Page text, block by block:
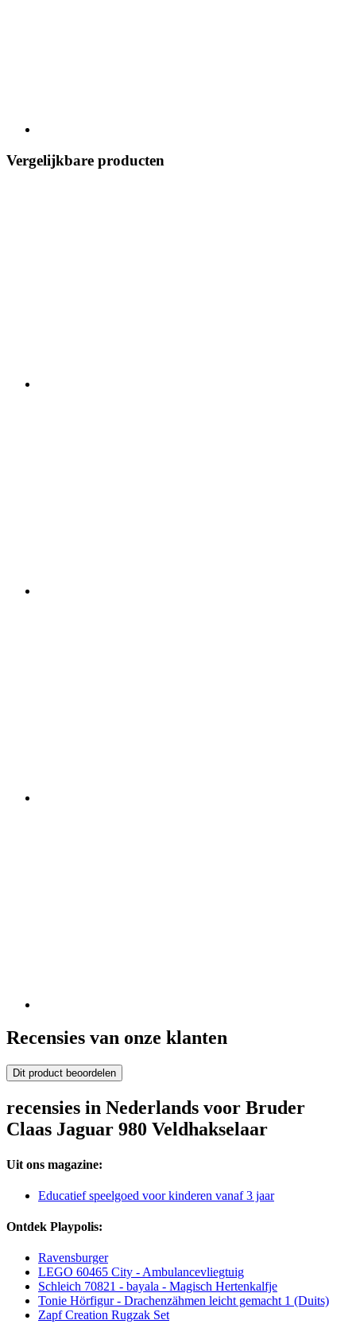
Vergelijkbare producten
Recensies van onze klanten
Dit product beoordelen
recensies in Nederlands voor Bruder
Claas Jaguar 980 Veldhakselaar
Uit ons magazine:
Educatief speelgoed voor kinderen vanaf 3 jaar
Ontdek Playpolis:
Ravensburger
LEGO 60465 City - Ambulancevliegtuig
Schleich 70821 - bayala - Magisch Hertenkalfje
Tonie Hörfigur - Drachenzähmen leicht gemacht 1 (Duits)
Zapf Creation Rugzak Set